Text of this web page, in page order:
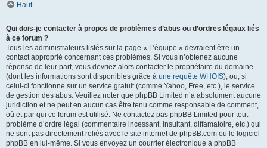
Haut
Qui dois-je contacter à propos de problèmes d’abus ou d’ordres légaux liés
à ce forum ?
Tous les administrateurs listés sur la page « L’équipe » devraient être un
contact approprié concernant ces problèmes. Si vous n’obtenez aucune
réponse de leur part, vous devriez alors contacter le propriétaire du domaine
(dont les informations sont disponibles grâce à une requête WHOIS), ou, si
celui-ci fonctionne sur un service gratuit (comme Yahoo, Free, etc.), le service
de gestion des abus. Veuillez noter que phpBB Limited n’a absolument aucune
juridiction et ne peut en aucun cas être tenu comme responsable de comment,
où et par qui ce forum est utilisé. Ne contactez pas phpBB Limited pour tout
problème d’ordre légal (commentaire incessant, insultant, diffamatoire, etc.) qui
ne sont pas directement reliés avec le site internet de phpBB.com ou le logiciel
phpBB en lui-même. Si vous envoyez un courrier électronique à phpBB